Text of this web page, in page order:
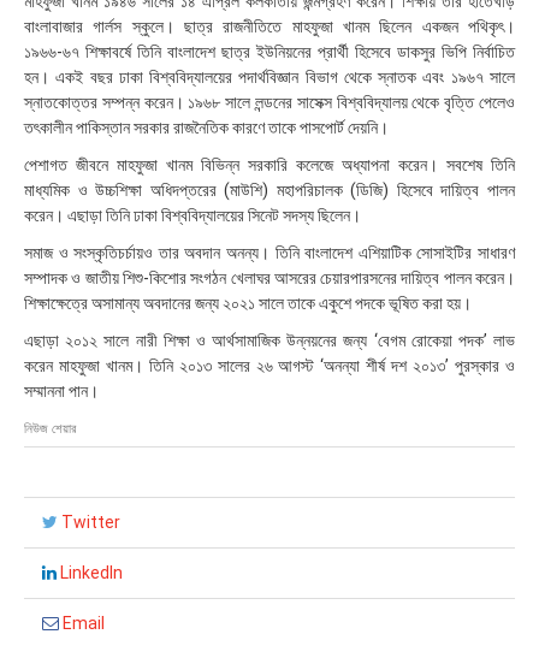
বাংলাবাজার গার্লস স্কুলে। ছাত্র রাজনীতিতে মাহফুজা খানম ছিলেন একজন পথিকৃৎ।
১৯৬৬-৬৭ শিক্ষাবর্ষে তিনি বাংলাদেশ ছাত্র ইউনিয়নের প্রার্থী হিসেবে ডাকসুর ভিপি নির্বাচিত
হন। একই বছর ঢাকা বিশ্ববিদ্যালয়ের পদার্থবিজ্ঞান বিভাগ থেকে স্নাতক এবং ১৯৬৭ সালে
স্নাতকোত্তর সম্পন্ন করেন। ১৯৬৮ সালে লন্ডনের সাসেক্স বিশ্ববিদ্যালয় থেকে বৃত্তি পেলেও
তৎকালীন পাকিস্তান সরকার রাজনৈতিক কারণে তাকে পাসপোর্ট দেয়নি।
পেশাগত জীবনে মাহফুজা খানম বিভিন্ন সরকারি কলেজে অধ্যাপনা করেন। সবশেষ তিনি
মাধ্যমিক ও উচ্চশিক্ষা অধিদপ্তরের (মাউশি) মহাপরিচালক (ডিজি) হিসেবে দায়িত্ব পালন
করেন। এছাড়া তিনি ঢাকা বিশ্ববিদ্যালয়ের সিনেট সদস্য ছিলেন।
সমাজ ও সংস্কৃতিচর্চায়ও তার অবদান অনন্য। তিনি বাংলাদেশ এশিয়াটিক সোসাইটির সাধারণ
সম্পাদক ও জাতীয় শিশু-কিশোর সংগঠন খেলাঘর আসরের চেয়ারপারসনের দায়িত্ব পালন করেন।
শিক্ষাক্ষেত্রে অসামান্য অবদানের জন্য ২০২১ সালে তাকে একুশে পদকে ভূষিত করা হয়।
এছাড়া ২০১২ সালে নারী শিক্ষা ও আর্থসামাজিক উন্নয়নের জন্য ‘বেগম রোকেয়া পদক’ লাভ
করেন মাহফুজা খানম। তিনি ২০১৩ সালের ২৬ আগস্ট ‘অনন্যা শীর্ষ দশ ২০১৩’ পুরস্কার ও
সম্মাননা পান।
নিউজ শেয়ার
Twitter
LinkedIn
Email